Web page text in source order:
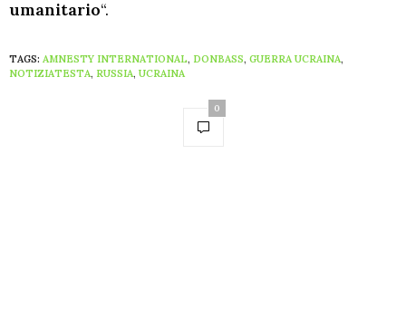
umanitario“.
TAGS: AMNESTY INTERNATIONAL, DONBASS, GUERRA UCRAINA,
NOTIZIATESTA, RUSSIA, UCRAINA
0